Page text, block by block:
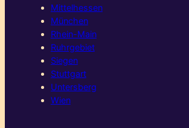
Mittelhessen
München
Rhein-Main
Ruhrgebiet
Siegen
Stuttgart
Untersberg
Wien